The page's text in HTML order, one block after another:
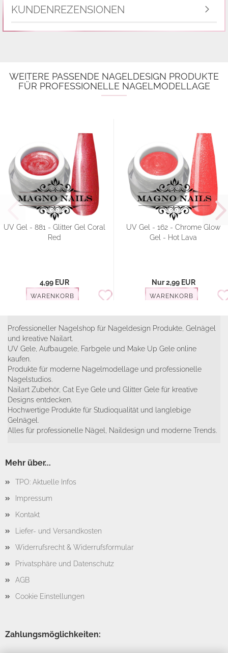
KUNDENREZENSIONEN
WEITERE PASSENDE NAGELDESIGN PRODUKTE
FÜR PROFESSIONELLE NAGELMODELLAGE
UV Gel - 881 - Glitter Gel Coral
Red
4,99 EUR
WARENKORB
UV Gel - 162 - Chrome Glow
Gel - Hot Lava
Nur 2,99 EUR
WARENKORB
Professioneller Nagelshop für Nageldesign Produkte, Gelnägel
und kreative Nailart.
UV Gele, Aufbaugele, Farbgele und Make Up Gele online
kaufen.
Produkte für moderne Nagelmodellage und professionelle
Nagelstudios.
Nailart Zubehör, Cat Eye Gele und Glitter Gele für kreative
Designs entdecken.
Hochwertige Produkte für Studioqualität und langlebige
Gelnägel.
Alles für professionelle Nägel, Naildesign und moderne Trends.
Mehr über...
TPO: Aktuelle Infos
Impressum
Kontakt
Liefer- und Versandkosten
Widerrufsrecht & Widerrufsformular
Privatsphäre und Datenschutz
AGB
Cookie Einstellungen
Zahlungsmöglichkeiten: